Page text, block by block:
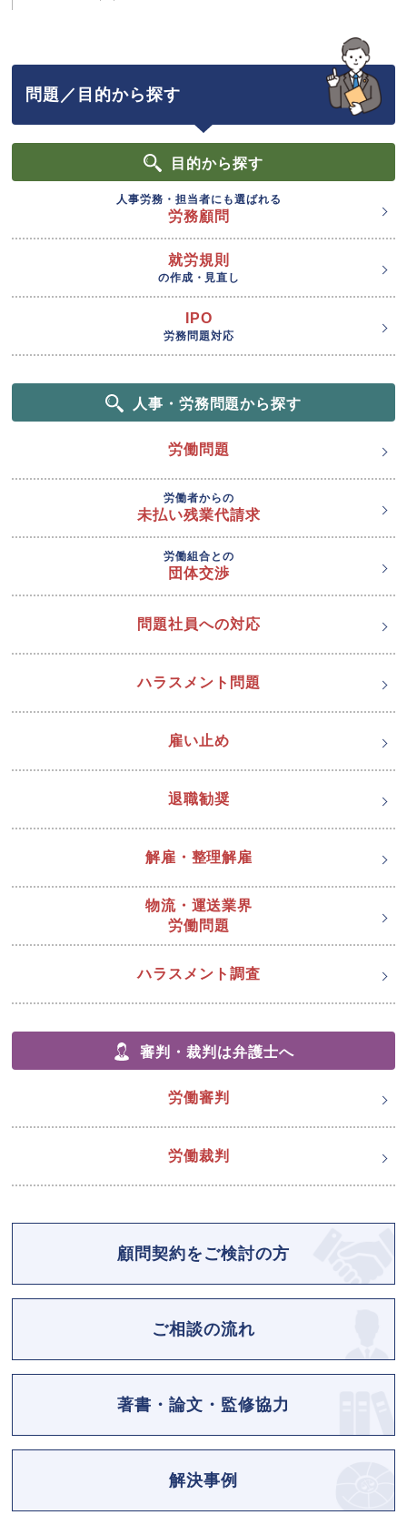
問題／目的から探す
目的から探す
人事労務・担当者にも選ばれる
労務顧問
就労規則
の作成・見直し
IPO
労務問題対応
人事・労務問題から探す
労働問題
労働者からの
未払い残業代請求
労働組合との
団体交渉
問題社員への対応
ハラスメント問題
雇い止め
退職勧奨
解雇・整理解雇
物流・運送業界
労働問題
ハラスメント調査
審判・裁判は弁護士へ
労働審判
労働裁判
顧問契約をご検討の方
ご相談の流れ
著書・論文・監修協力
解決事例